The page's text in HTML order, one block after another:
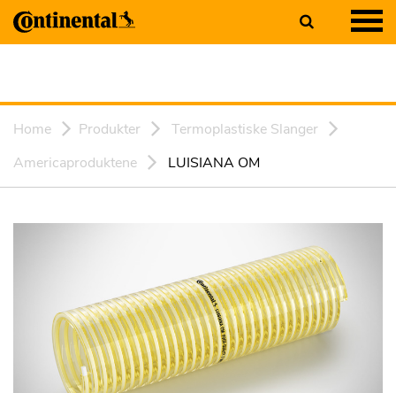
Home Produkter
Termoplastiske Slanger
Americaproduktene
LUISIANA OM